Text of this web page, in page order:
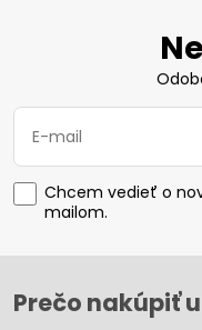
Chcem vedieť o
mailom.
Prečo nakúpiť